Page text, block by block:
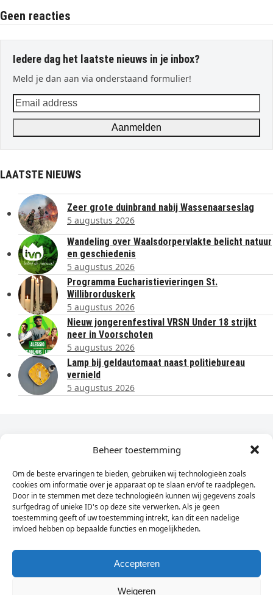
Beheer toestemming
Om de beste ervaringen te bieden, gebruiken wij technologieën zoals
cookies om informatie over je apparaat op te slaan en/of te raadplegen.
Door in te stemmen met deze technologieën kunnen wij gegevens zoals
surfgedrag of unieke ID's op deze site verwerken. Als je geen
toestemming geeft of uw toestemming intrekt, kan dit een nadelige
invloed hebben op bepaalde functies en mogelijkheden.
Accepteren
Weigeren
Geen reacties
Iedere dag het laatste nieuws in je inbox?
Meld je dan aan via onderstaand formulier!
Email
address
Aanmelden
LAATSTE NIEUWS
Zeer grote duinbrand nabij Wassenaarseslag
5 augustus 2026
Wandeling over Waalsdorpervlakte belicht natuur
en geschiedenis
5 augustus 2026
Programma Eucharistievieringen St.
Willibrorduskerk
5 augustus 2026
Nieuw jongerenfestival VRSN Under 18 strijkt
neer in Voorschoten
5 augustus 2026
Lamp bij geldautomaat naast politiebureau
vernield
5 augustus 2026
Dagelijks het laatste nieuws in je e-mail?
Vul
hier
je
e-
mailadres
in
Sign Up